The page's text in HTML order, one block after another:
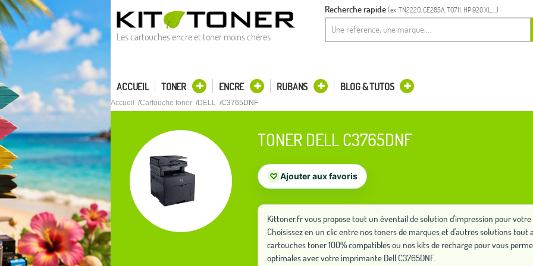
Les cartouches encre et toner moins chères
Recherche rapide (ex: TN2220, CE285A, T0711, HP 920 XL,...)
ACCUEIL TONER ENCRE RUBANS BLOG & TUTOS
Accueil Cartouche toner DELL C3765DNF
TONER DELL C3765DNF
♡ Ajouter aux favoris
Kittoner.fr vous propose tout un éventail de solution d'impression pour votre
Choisissez en un clic entre nos toners de marques et d'autres solutions
cartouches toner 100% compatibles ou nos kits de recharge pour vous
optimales avec votre imprimante Dell C3765DNF.